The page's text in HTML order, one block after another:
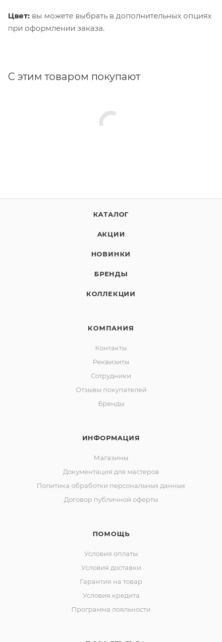
Цвет: вы можете выбрать в дополнительных опциях
при оформлении заказа.
С этим товаром покупают
КАТАЛОГ
АКЦИИ
НОВИНКИ
БРЕНДЫ
КОЛЛЕКЦИИ
КОМПАНИЯ
Контакты
Реквизиты
Сотрудники
Отзывы покупателей
Бренды
ИНФОРМАЦИЯ
Магазины
Документация для мастеров
Политика обработки персональных данных
Договор публичной оферты
ПОМОЩЬ
Условия оплаты
Условия доставки
Гарантия на товар
Условия кредита
Программа лояльности